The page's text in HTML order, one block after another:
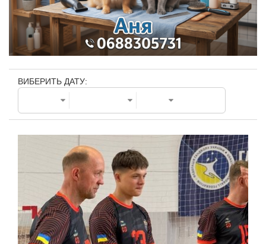
ВИБЕРИТЬ ДАТУ: